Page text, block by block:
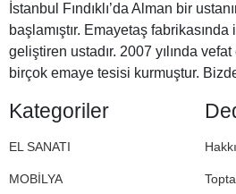
İstanbul Fındıklı’da Alman bir
başlamıştır. Emayetaş
geliştiren ustadır. 2007 yılında
birçok emaye tesisi kurmuştur.
Emayeleri
Kategoriler
EL SANATI
MOBİLYA